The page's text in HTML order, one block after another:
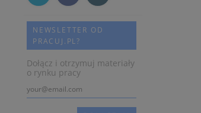
NEWSLETTER OD
PRACUJ.PL?
Dołącz i otrzymuj materiały
o rynku pracy